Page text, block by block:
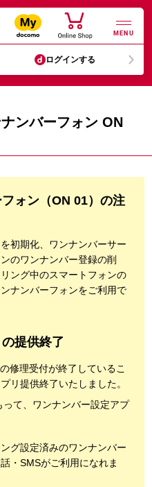
MENU
ログインする
ンバーフォン ON
ォン（ON 01）の注
初期化、ワンナンバーサー
のワンナンバー登録の削
ング中のスマートフォンの
ナンバーフォンをご利用で
提供終了
修理受付が終了しているこ
リ提供終了いたしました。
て、ワンナンバー設定アプ
グ設定済みのワンナンバー
・SMSがご利用になれま